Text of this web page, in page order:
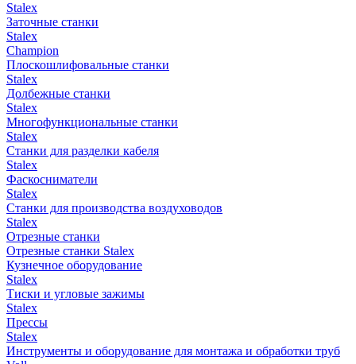
Stalex
Заточные станки
Stalex
Champion
Плоскошлифовальные станки
Stalex
Долбежные станки
Stalex
Многофункциональные станки
Stalex
Станки для разделки кабеля
Stalex
Фаскосниматели
Stalex
Станки для производства воздуховодов
Stalex
Отрезные станки
Отрезные станки Stalex
Кузнечное оборудование
Stalex
Тиски и угловые зажимы
Stalex
Прессы
Stalex
Инструменты и оборудование для монтажа и обработки труб